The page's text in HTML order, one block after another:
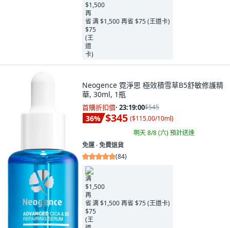
满 $1,500 再省 $75 (王道卡)
Neogence 霓淨思 極效積雪草B5舒敏修護精
華, 30ml, 1瓶
首購折扣價· 23:18:58$545
36% $345 ($115.00/10ml)
明天 8/8 (六)預計送達
免運 ∙ 免費退貨
(84)
满 $1,500 再省 $75 (王道卡)